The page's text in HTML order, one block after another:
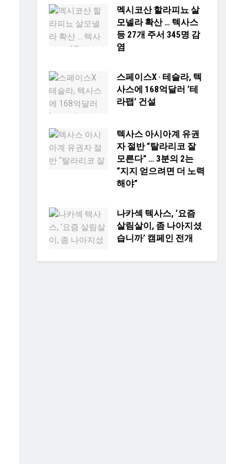
멕시코산 할라피뇨 살
모넬라 확산 … 텍사스
등 27개 주서 345명 감
염
스페이스X · 테슬라, 텍
사스에 168억달러 ‘테
라팹’ 건설
텍사스 아시아계 유권
자 절반 “탈라리코 잘
모른다” … 3분의 2는
“지지 얻으려면 더 노력
해야”
나카섹 텍사스, ‘요즘
살림살이, 좀 나아지셨
습니까’ 캠페인 전개